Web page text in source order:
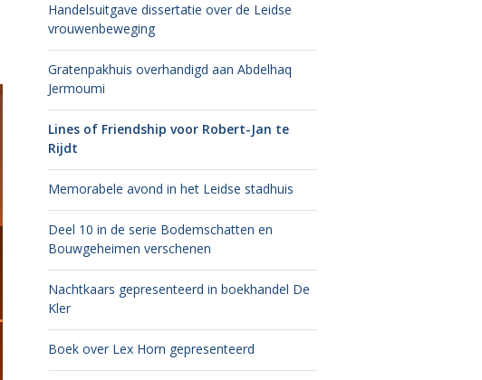
Handelsuitgave dissertatie over de Leidse
vrouwenbeweging
Gratenpakhuis overhandigd aan Abdelhaq
Jermoumi
Lines of Friendship voor Robert-Jan te
Rijdt
Memorabele avond in het Leidse stadhuis
Deel 10 in de serie Bodemschatten en
Bouwgeheimen verschenen
Nachtkaars gepresenteerd in boekhandel De
Kler
Boek over Lex Horn gepresenteerd